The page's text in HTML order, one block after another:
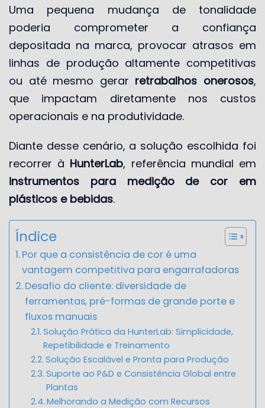
Uma pequena mudança de tonalidade
poderia comprometer a confiança
depositada na marca, provocar atrasos em
linhas de produção altamente competitivas
ou até mesmo gerar retrabalhos onerosos,
que impactam diretamente nos custos
operacionais e na produtividade.
Diante desse cenário, a solução escolhida foi
recorrer à HunterLab, referência mundial em
instrumentos para medição de cor em
plásticos e bebidas.
Índice
Por que a consistência de cor é uma
vantagem competitiva para engarrafadoras
Desafio do cliente: diversidade de
ferramentas, pré-formas de grande porte e
fluxos manuais
Solução Prática da HunterLab: Simplicidade,
Repetibilidade e Treinamento
Solução Escalável e Pronta para Produção
Suporte ao P&D e Consistência Global entre
Plantas
Melhorando a Medição com Recursos